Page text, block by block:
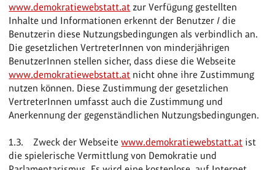
www.demokratiewebstatt.at zur Verfügung gestellten
Inhalte und Informationen erkennt der Benutzer / die
Benutzerin diese Nutzungsbedingungen als verbindlich an.
Die gesetzlichen VertreterInnen von minderjährigen
BenutzerInnen stellen sicher, dass diese die Webseite
www.demokratiewebstatt.at nicht ohne ihre Zustimmung
nutzen können. Diese Zustimmung der gesetzlichen
VertreterInnen umfasst auch die Zustimmung und
Anerkennung der gegenständlichen Nutzungsbedingungen.
1.3. Zweck der Webseitewww.demokratiewebstatt.at ist
die spielerische Vermittlung von Demokratie und